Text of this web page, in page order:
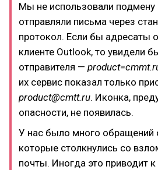
Мы не использовали подмену
отправляли письма через
протокол. Если бы адресаты
клиенте Outlook, то увидели
отправителя —
их сервис показал только
product@cmtt.ru. Иконка,
опасности, не появилась.
У нас было много обращений
которые столкнулись со
почты. Иногда это приводит